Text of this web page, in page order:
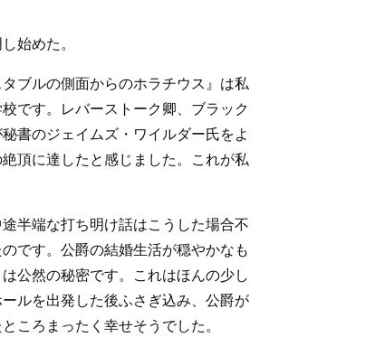
始めた。
ブルの側面からのホラチウス』は私
です。レバーストーク卿、ブラック
書のジェイムズ・ワイルダー氏をよ
頂に達したと感じました。これが私
半端な打ち明け話はこうした場合不
です。公爵の結婚生活が穏やかなも
公然の秘密です。これはほんの少し
ルを出発した後ふさぎ込み、公爵が
ころまったく幸せそうでした。